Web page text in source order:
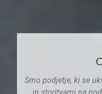
Smo podjetje, ki se